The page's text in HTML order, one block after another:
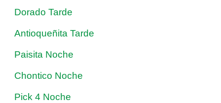
Dorado Tarde
Antioqueñita Tarde
Paisita Noche
Chontico Noche
Pick 4 Noche